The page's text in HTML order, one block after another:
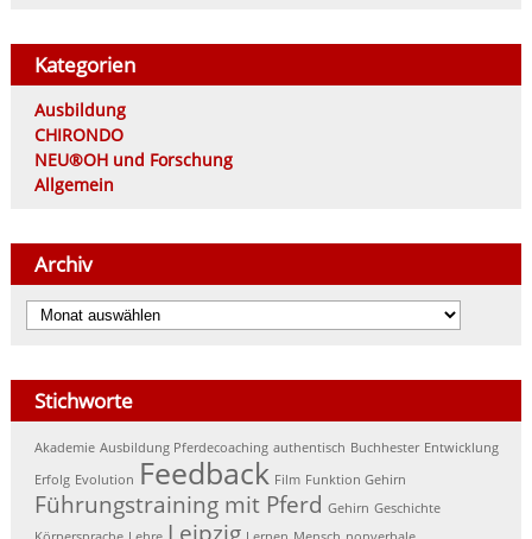
Kategorien
Ausbildung
CHIRONDO
NEU®OH und Forschung
Allgemein
Archiv
Archiv
Stichworte
Akademie Ausbildung Pferdecoaching authentisch Buchhester Entwicklung
Erfolg Evolution Feedback Film Funktion Gehirn
Führungstraining mit Pferd Gehirn Geschichte